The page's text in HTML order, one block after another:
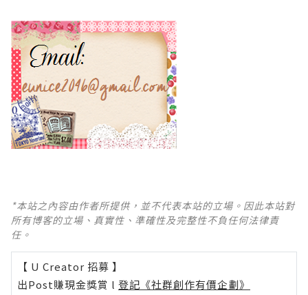
*本站之內容由作者所提供，並不代表本站的立場。因此本站對
所有博客的立場、真實性、準確性及完整性不負任何法律責
任。
【 U Creator 招募 】
出Post賺現金獎賞 l 登記《社群創作有價企劃》